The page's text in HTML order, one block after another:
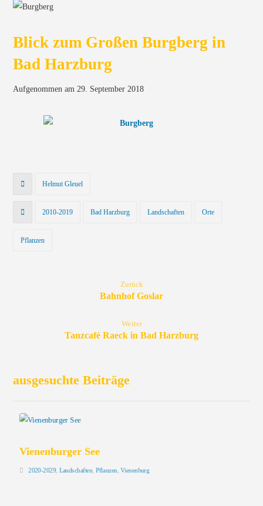
Blick zum Großen Burgberg in
Bad Harzburg
Aufgenommen am 29. September 2018
Helmut Gleuel
2010-2019 Bad Harzburg Landschaften Orte
Pflanzen
Zurück
Bahnhof Goslar
Weiter
Tanzcafé Raeck in Bad Harzburg
ausgesuchte Beiträge
Vienenburger See
2020-2029,Landschaften ,Pflanzen ,Vienenburg